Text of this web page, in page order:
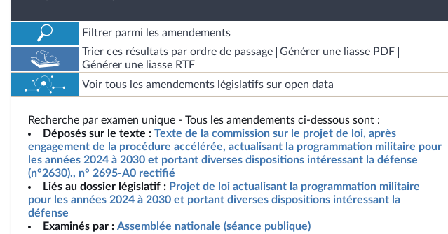
Filtrer parmi les amendements
Trier ces résultats par ordre de passage
Générer une liasse PDF
Générer une liasse RTF
Voir tous les amendements législatifs sur open data
Recherche par examen unique - Tous les amendements ci-dessous sont :
Déposés sur le texte : Texte de la commission sur le projet de loi, après
engagement de la procédure accélérée, actualisant la programmation militaire pour
les années 2024 à 2030 et portant diverses dispositions intéressant la défense
(n°2630)., n° 2695-A0 rectifié
Liés au dossier législatif : Projet de loi actualisant la programmation militaire
pour les années 2024 à 2030 et portant diverses dispositions intéressant la
défense
Examinés par : Assemblée nationale (séance publique)